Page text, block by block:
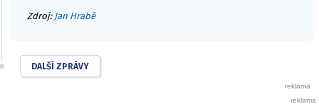
Zdroj: Jan Hrabě
DALŠÍ ZPRÁVY